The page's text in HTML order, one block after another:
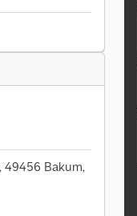
49456 Bakum,